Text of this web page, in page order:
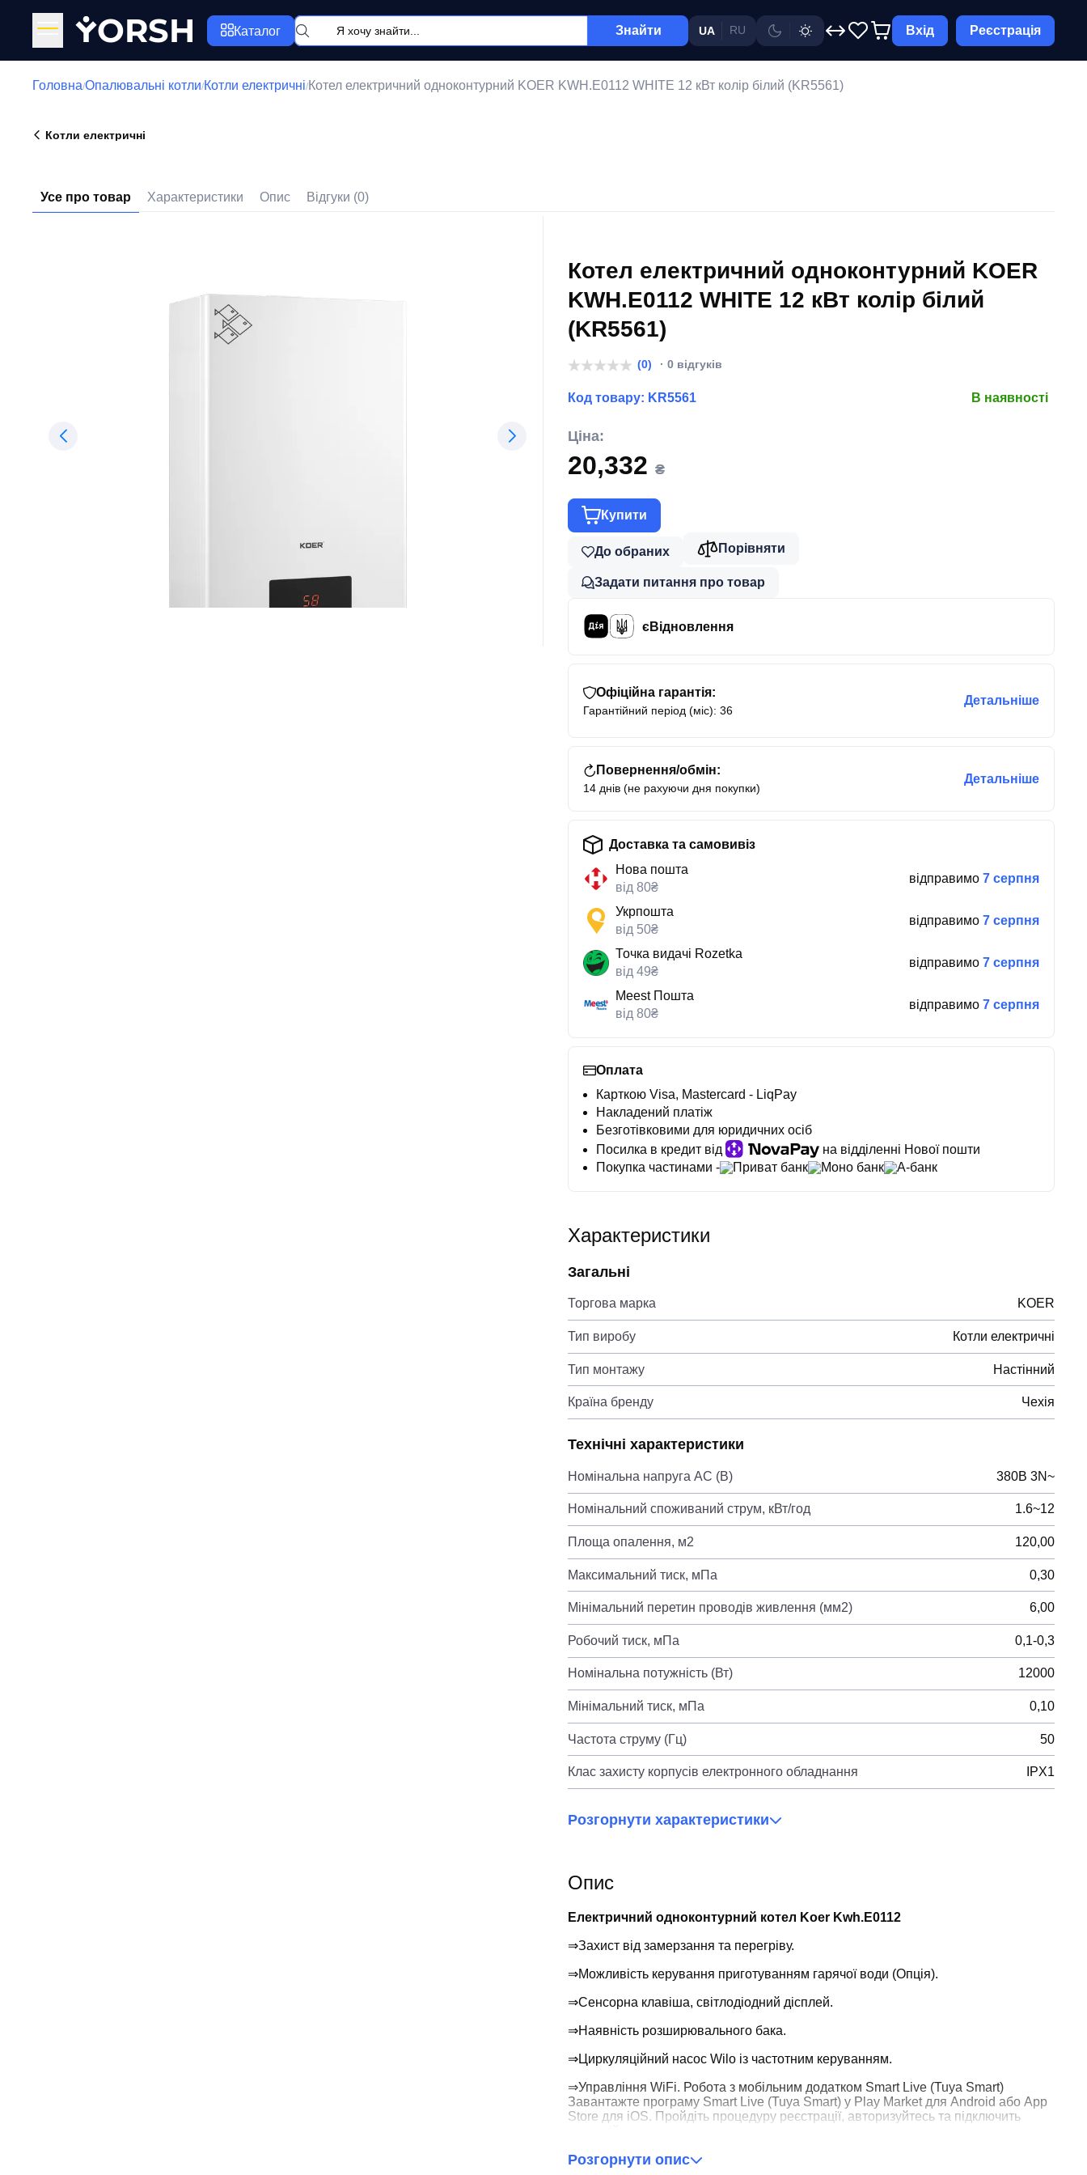
YORSH Каталог Знайти UA RU Вхід Реєстрація
Головна/Опалювальні котли/Котли електричні/Котел електричний одноконтурний KOER KWH.E0112 WHITE 12 кВт колір білий (KR5561)
Котли електричні
Усе про товар Характеристики Опис Відгуки (0)
Котел електричний одноконтурний KOER
KWH.E0112 WHITE 12 кВт колір білий
(KR5561)
(0) · 0 відгуків
Код товару: KR5561 В наявності
Ціна:
20,332 ₴
Купити
До обраних Порівняти
Задати питання про товар
єВідновлення
Офіційна гарантія:
Гарантійний період (міс): 36
Детальніше
Повернення/обмін:
14 днів (не рахуючи дня покупки)
Детальніше
Доставка та самовивіз
Нова пошта
від 80₴
відправимо 7 серпня
Укрпошта
від 50₴
відправимо 7 серпня
Точка видачі Rozetka
від 49₴
відправимо 7 серпня
Meest Пошта
від 80₴
відправимо 7 серпня
Оплата
Карткою Visa, Mastercard - LiqPay
Накладений платіж
Безготівковими для юридичних осіб
Посилка в кредит від
на відділенні Нової пошти
Покупка частинами -
Приват банк Моно банк А-банк
Характеристики
Загальні
Торгова марка KOER
Тип виробу Котли електричні
Тип монтажу Настінний
Країна бренду Чехія
Технічні характеристики
Номінальна напруга AC (В) 380B 3N~
Номінальний споживаний струм, кВт/год 1.6~12
Площа опалення, м2 120,00
Максимальний тиск, мПа 0,30
Мінімальний перетин проводів живлення (мм2) 6,00
Робочий тиск, мПа 0,1-0,3
Номінальна потужність (Вт) 12000
Мінімальний тиск, мПа 0,10
Частота струму (Гц) 50
Клас захисту корпусів електронного обладнання IPX1
Розгорнути характеристики
Опис
Електричний одноконтурний котел Koer Kwh.E0112
⇒Захист від замерзання та перегріву.
⇒Можливість керування приготуванням гарячої води (Опція).
⇒Сенсорна клавіша, світлодіодний дісплей.
⇒Наявність розширювального бака.
⇒Циркуляційний насос Wilo із частотним керуванням.
⇒Управління WiFi. Робота з мобільним додатком Smart Live (Tuya Smart)
Завантажте програму Smart Live (Tuya Smart) у Play Market для Android або App
Store для iOS. Пройдіть процедуру реєстрації, авторизуйтесь та підключить
⇒Можливість підключення комплекту 3-х ходового клапана Koer KWN ESET-01.
Розгорнути опис